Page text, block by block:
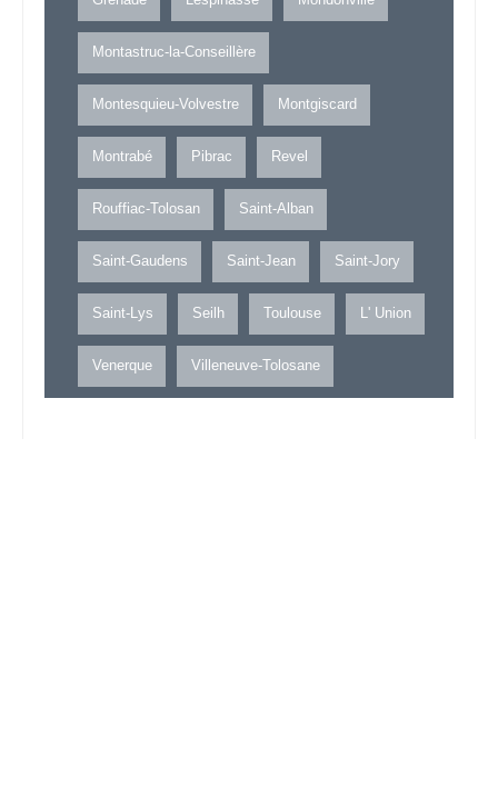
Montastruc-la-Conseillère
Montesquieu-Volvestre Montgiscard
Montrabé Pibrac Revel
Rouffiac-Tolosan Saint-Alban
Saint-Gaudens Saint-Jean Saint-Jory
Saint-Lys Seilh Toulouse L' Union
Venerque Villeneuve-Tolosane